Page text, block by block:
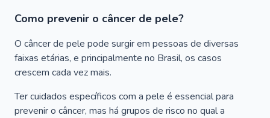
Como prevenir o câncer de pele?
O câncer de pele pode surgir em pessoas de diversas
faixas etárias, e principalmente no Brasil, os casos
crescem cada vez mais.
Ter cuidados específicos com a pele é essencial para
prevenir o câncer, mas há grupos de risco no qual a